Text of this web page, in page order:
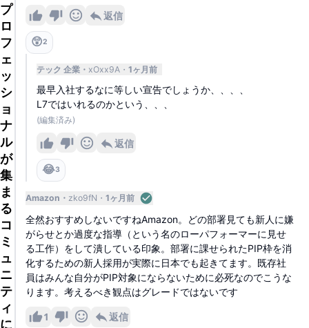
プ
ロ
フ
ェ
ッ
シ
ョ
ナ
ル
が
集
ま
る
コ
ミ
ュ
ニ
テ
ィ
に
返信
😲2
テック 企業 xOxx9A 1ヶ月前
最早入社するなに等しい宣告でしょうか、、、、
L7ではいれるのかという、、、
(編集済み)
返信
😂3
Amazon zko9fN 1ヶ月前
全然おすすめしないですねAmazon。どの部署見ても新人に嫌
がらせとか過度な指導（という名のローパフォーマーに見せ
る工作）をして潰している印象。部署に課せられたPIP枠を消
化するための新人採用が実際に日本でも起きてます。既存社
員はみんな自分がPIP対象にならないために必死なのでこうな
ります。考えるべき観点はグレードではないです
1 返信